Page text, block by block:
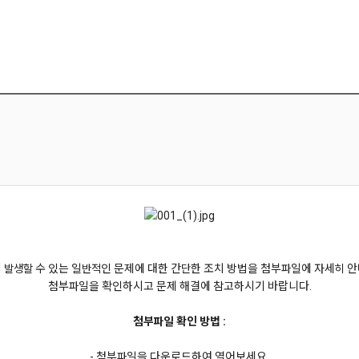
생할 수 있는 일반적인 문제에 대한 간단한 조치 방법을 첨부파일에 자세히
첨부파일을 확인하시고 문제 해결에 참고하시기 바랍니다.
첨부파일 확인 방법 :